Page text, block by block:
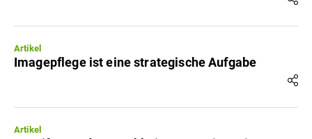
Artikel
Imagepflege ist eine strategische Aufgabe
Artikel